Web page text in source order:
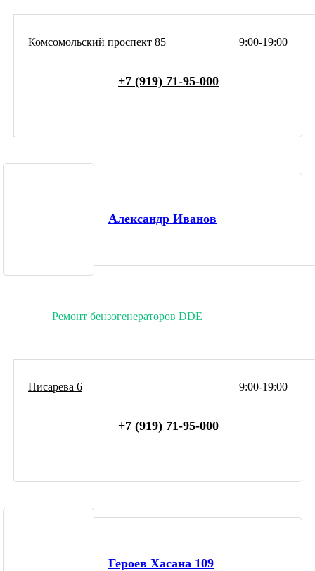
9:00-19:00
Комсомольский проспект 85
+7 (919) 71-95-000
Александр Иванов
Ремонт бензогенераторов DDE
9:00-19:00
Писарева 6
+7 (919) 71-95-000
Героев Хасана 109